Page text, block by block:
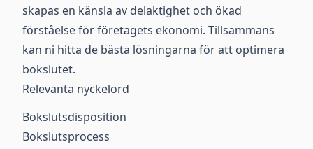
skapas en känsla av delaktighet och ökad
förståelse för företagets ekonomi. Tillsammans
kan ni hitta de bästa lösningarna för att optimera
bokslutet.
Relevanta nyckelord
Bokslutsdisposition
Bokslutsprocess